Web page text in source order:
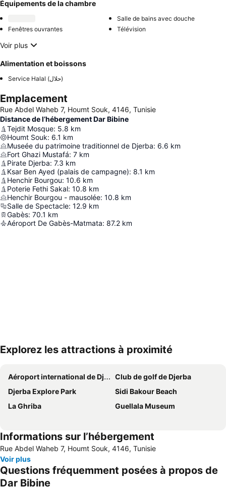
Équipements de la chambre
Salle de bains avec douche
Fenêtres ouvrantes
Télévision
Voir plus
Alimentation et boissons
Service Halal (حلال)
Emplacement
Rue Abdel Waheb 7, Houmt Souk, 4146, Tunisie
Distance de l’hébergement Dar Bibine
Tejdit Mosque: 5.8 km
Houmt Souk: 6.1 km
Museée du patrimoine traditionnel de Djerba: 6.6 km
Fort Ghazi Mustafá: 7 km
Pirate Djerba: 7.3 km
Ksar Ben Ayed (palais de campagne): 8.1 km
Henchir Bourgou: 10.6 km
Poterie Fethi Sakal: 10.8 km
Henchir Bourgou - mausolée: 10.8 km
Salle de Spectacle: 12.9 km
Gabès: 70.1 km
Aéroport De Gabès-Matmata: 87.2 km
Explorez les attractions à proximité
Aéroport international de Djerba-Zarzis
Club de golf de Djerba
Djerba Explore Park
Sidi Bakour Beach
La Ghriba
Guellala Museum
Informations sur l’hébergement
Rue Abdel Waheb 7, Houmt Souk, 4146, Tunisie
Voir plus
Questions fréquemment posées à propos de
Dar Bibine